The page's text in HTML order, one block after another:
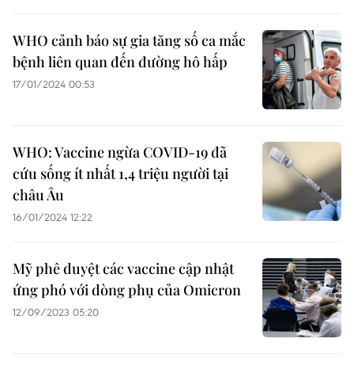
WHO cảnh báo sự gia tăng số ca mắc
bệnh liên quan đến đường hô hấp
17/01/2024 00:53
WHO: Vaccine ngừa COVID-19 đã
cứu sống ít nhất 1,4 triệu người tại
châu Âu
16/01/2024 12:22
Mỹ phê duyệt các vaccine cập nhật
ứng phó với dòng phụ của Omicron
12/09/2023 05:20